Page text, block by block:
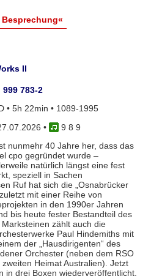
Besprechung«
II
999 783-2
• 5h 22min • 1089-1995
•
9 8 9
nunmehr 40 Jahre her, dass das
cpo gegründet wurde –
natürlich längst eine fest
speziell in Sachen
Ruf hat sich die „Osnabrücker
mit einer Reihe von
in den 1990er Jahren
bis heute fester Bestandteil des
zählt auch die
Paul Hindemiths mit
der „Hausdirigenten“ des
Orchester (neben dem RSO
Heimat Australien). Jetzt
in drei Boxen wiederveröffentlicht.